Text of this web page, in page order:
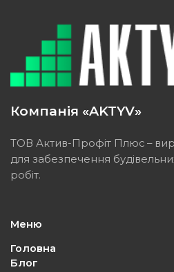
Компанія «AKTYV»
ТОВ Актив-Профіт Плюс –
для забезпечення
робіт.
Меню
Головна
Блог